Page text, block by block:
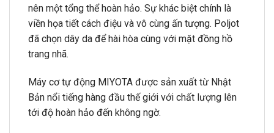
nên một tổng thể hoàn hảo. Sự khác biệt chính là
viền họa tiết cách điệu và vô cùng ấn tượng. Poljot
đã chọn dây da để hài hòa cùng với mặt đồng hồ
trang nhã.
Máy cơ tự động MIYOTA được sản xuất từ Nhật
Bản nổi tiếng hàng đầu thế giới với chất lượng lên
tới độ hoàn hảo đến không ngờ.